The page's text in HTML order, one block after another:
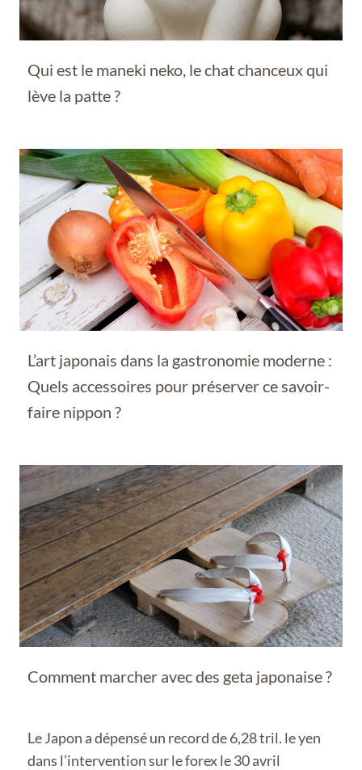
Qui est le maneki neko, le chat chanceux qui
lève la patte ?
L’art japonais dans la gastronomie moderne :
Quels accessoires pour préserver ce savoir-
faire nippon ?
Comment marcher avec des geta japonaise ?
Le Japon a dépensé un record de 6,28 tril. le yen
dans l’intervention sur le forex le 30 avril